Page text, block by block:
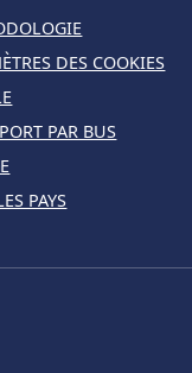
DES COOKIES
PAR BUS
PAYS